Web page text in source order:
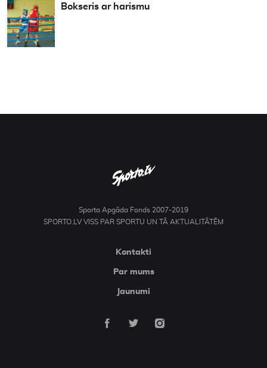
Bokseris ar harismu
Sporta Apgāda Fonds 2007-2019
SPORTO.LV VISS PAR SPORTU UN TĀ AKTUALITĀTĒM
Kontakti
Par mums
Jaunumi